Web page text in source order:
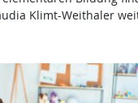
Klimt-Weithaler